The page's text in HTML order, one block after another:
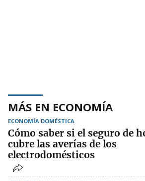
MÁS EN ECONOMÍA
ECONOMÍA DOMÉSTICA
Cómo saber si el seguro de
cubre las averías de los
electrodomésticos